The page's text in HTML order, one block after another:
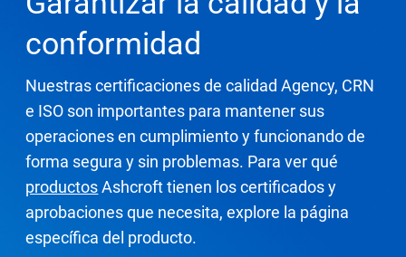
Recursos
Acerca de
Seleccione una zona geográfica
Inicio de sesión
conformidad
Nuestras certificaciones de calidad Agency, CRN
e ISO son importantes para mantener sus
operaciones en cumplimiento y funcionando de
forma segura y sin problemas. Para ver qué
productosAshcroft tienen los certificados y
aprobaciones que necesita, explore la página
específica del producto.